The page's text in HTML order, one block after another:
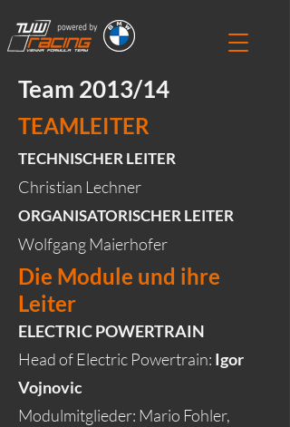
Team 2013/14
TEAMLEITER
TECHNISCHER LEITER
Christian Lechner
ORGANISATORISCHER LEITER
Wolfgang Maierhofer
Die Module und ihre
Leiter
ELECTRIC POWERTRAIN
Head of Electric Powertrain: Igor
Vojnovic
Modulmitglieder: Mario Fohler,